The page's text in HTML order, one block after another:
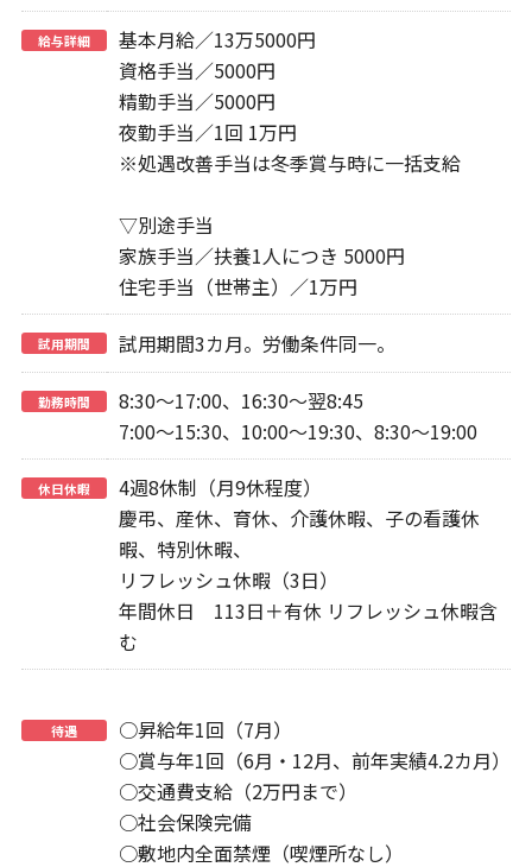
給与詳細
基本月給／13万5000円
資格手当／5000円
精勤手当／5000円
夜勤手当／1回 1万円
※処遇改善手当は冬季賞与時に一括支給
▽別途手当
家族手当／扶養1人につき 5000円
住宅手当（世帯主）／1万円
試用期間 試用期間3カ月。労働条件同一。
勤務時間
8:30～17:00、16:30～翌8:45
7:00～15:30、10:00～19:30、8:30～19:00
休日休暇
4週8休制（月9休程度）
慶弔、産休、育休、介護休暇、子の看護休
暇、特別休暇、
リフレッシュ休暇（3日）
年間休日 113日＋有休 リフレッシュ休暇含
む
待遇
○昇給年1回（7月）
○賞与年1回（6月・12月、前年実績4.2カ月）
○交通費支給（2万円まで）
○社会保険完備
○敷地内全面禁煙（喫煙所なし）